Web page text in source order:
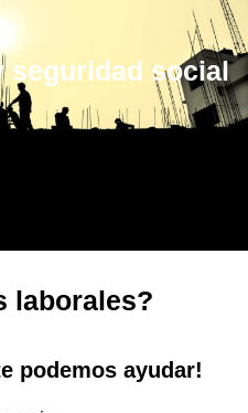
seguridad social
laborales?
podemos ayudar!